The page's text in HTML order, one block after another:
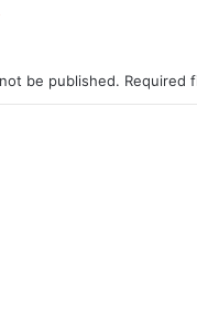
be published. Required